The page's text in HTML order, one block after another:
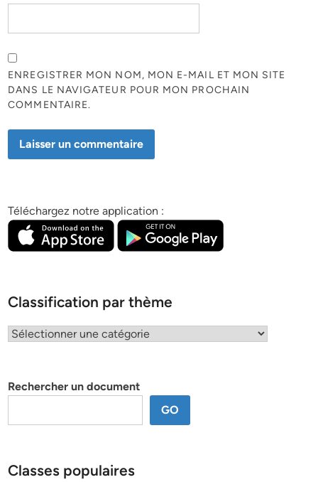
ENREGISTRER MON NOM, MON E-MAIL ET MON SITE
DANS LE NAVIGATEUR POUR MON PROCHAIN
COMMENTAIRE.
Téléchargez notre application :
Classification par thème
Classification
Rechercher un document
GO
Classes populaires